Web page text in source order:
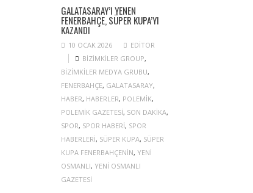
GALATASARAY’I YENEN
FENERBAHÇE, SÜPER KUPA’YI
KAZANDI
10 OCAK 2026
EDITOR
BIZIMKILER GROUP,
BIZIMKILER MEDYA GRUBU,
FENERBAHÇE, GALATASARAY,
HABER, HABERLER, POLEMIK,
POLEMIK GAZETESI, SON DAKIKA,
SPOR, SPOR HABERI, SPOR
HABERLERI, SÜPER KUPA, SÜPER
KUPA FENERBAHÇENIN, YENI
OSMANLI, YENI OSMANLI
GAZETESI